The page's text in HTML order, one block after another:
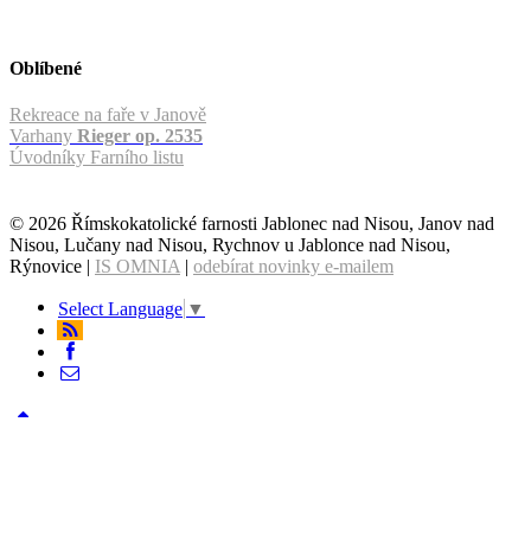
Oblíbené
Rekreace na faře v Janově
Varhany Rieger op. 2535
Úvodníky Farního listu
© 2026 Římskokatolické farnosti Jablonec nad Nisou, Janov nad
Nisou, Lučany nad Nisou, Rychnov u Jablonce nad Nisou,
Rýnovice | IS OMNIA | odebírat novinky e-mailem
Select Language ▼